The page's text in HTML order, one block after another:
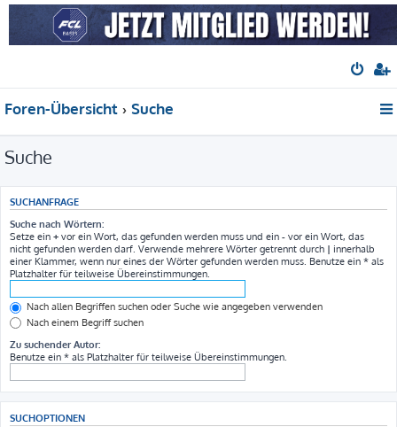
Foren-Übersicht Suche
Suche
SUCHANFRAGE
Suche nach Wörtern:
Setze ein + vor ein Wort, das gefunden werden muss und ein - vor ein Wort, das
nicht gefunden werden darf. Verwende mehrere Wörter getrennt durch | innerhalb
einer Klammer, wenn nur eines der Wörter gefunden werden muss. Benutze ein * als
Platzhalter für teilweise Übereinstimmungen.
Nach allen Begriffen suchen oder Suche wie angegeben verwenden
Nach einem Begriff suchen
Zu suchender Autor:
Benutze ein * als Platzhalter für teilweise Übereinstimmungen.
SUCHOPTIONEN